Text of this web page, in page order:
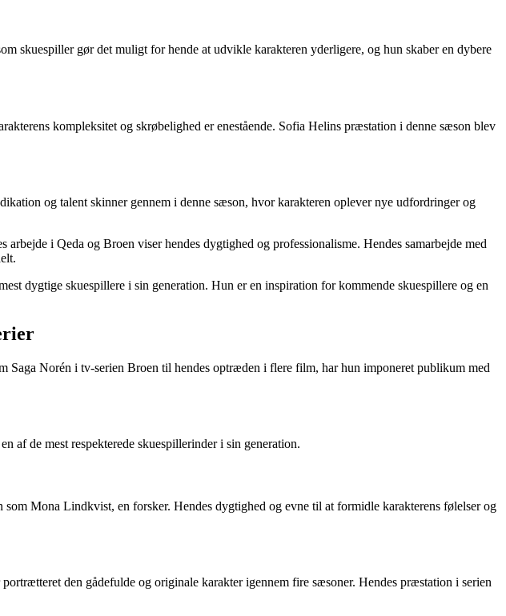
skuespiller gør det muligt for hende at udvikle karakteren yderligere, og hun skaber en dybere
kompleksitet og skrøbelighed er enestående. Sofia Helins præstation i denne sæson blev
og talent skinner gennem i denne sæson, hvor karakteren oplever nye udfordringer og
i Qeda og Broen viser hendes dygtighed og professionalisme. Hendes samarbejde med
dygtige skuespillere i sin generation. Hun er en inspiration for kommende skuespillere og en
Saga Norén i tv-serien Broen til hendes optræden i flere film, har hun imponeret publikum med
af de mest respekterede skuespillerinder i sin generation.
Mona Lindkvist, en forsker. Hendes dygtighed og evne til at formidle karakterens følelser og
den gådefulde og originale karakter igennem fire sæsoner. Hendes præstation i serien